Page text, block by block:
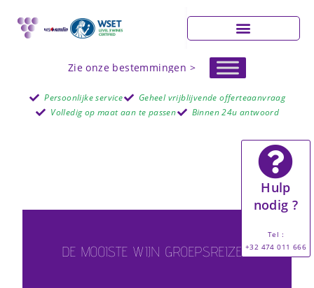
Zie onze bestemmingen >
Persoonlijke service
Geheel vrijblijvende offerteaanvraag
Volledig op maat aan te passen
Binnen 24u antwoord
DE MOOISTE WIJN GROEPSREIZEN
Hulp
nodig ?
Tel :
+32 474 011 666